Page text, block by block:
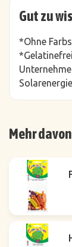
Gut zu
*Ohne
Solarenergie
Mehr davon